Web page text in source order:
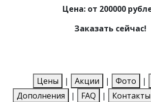
Цена: от 200000
Заказать сейчас!
Цены | Акции | Фото |
Дополнения
| FAQ | Контакты